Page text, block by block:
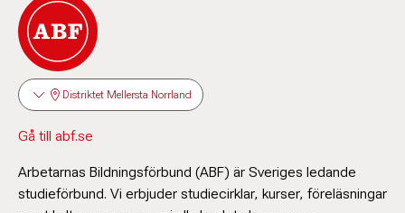
Distriktet Mellersta Norrland
Gå till abf.se
Arbetarnas Bildningsförbund (ABF) är Sveriges ledande
studieförbund. Vi erbjuder studiecirklar, kurser, föreläsningar